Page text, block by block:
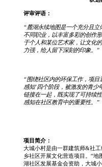
评审评语：
“麓湖永续地图是一个充分且立
不同职业，以丰富多彩的创作
于个人和某位艺术家，让文化
力强，给人留下深刻的印象。”
“围绕社区内的环保工作，项目
感知’四个阶段，被激发的青少
链接在一起，既实现了可持续
感知在社区教育中的重要性。”
项目简介：
大城小村是由一群建筑师&社
乡社区开展文化营造项目。“地
湖社区发展基金会资助，大城